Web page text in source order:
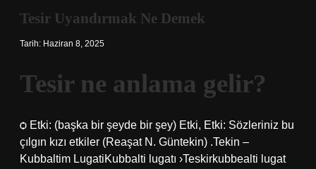
Tesir Uyandırmak Ne Demek
Tarih: Haziran 8, 2025
Tesir ne anlama gelir?
ѻ Etki: (başka bir şeyde bir şey) Etki, Etki: Sözleriniz bu
çılgın kızı etkiler (Reaşat N. Güntekin) .Tekin –
Kubbaltim LugatiKubbalti lugatı ›Teskirkubbealti lugat